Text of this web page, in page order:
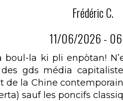
Frédéric C.
11/06/2026 -
boul-la ki pli enpòtan!
gds média
la Chine
sauf les poncifs